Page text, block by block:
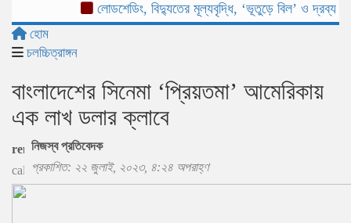
লোডশেডিং, বিদ্যুতের মূল্যবৃদ্ধি, ‘ভূতুড়ে বিল’ ও
হোম
চলচ্চিত্রাঙ্গন
বাংলাদেশের সিনেমা ‘প্রিয়তমা’ আমেরিকায়
এক লাখ ডলার ক্লাবে
নিজস্ব প্রতিবেদক
প্রকাশিত: ২২ জুলাই, ২০২৩, ৪:২৪ অপরাহ্ণ